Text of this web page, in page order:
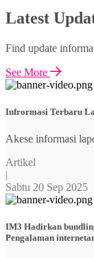
Latest
Find update
See More
Infrormasi Terbaru
Akese informasi
Artikel
|
Sabtu 20 Sep 2025
IM3 Hadirkan
Pengalaman